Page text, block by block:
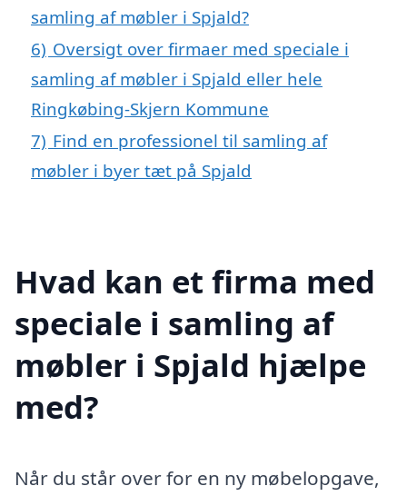
samling af møbler i Spjald?
6) Oversigt over firmaer med speciale i
samling af møbler i Spjald eller hele
Ringkøbing-Skjern Kommune
7) Find en professionel til samling af
møbler i byer tæt på Spjald
Hvad kan et firma med
speciale i samling af
møbler i Spjald hjælpe
med?
Når du står over for en ny møbelopgave,